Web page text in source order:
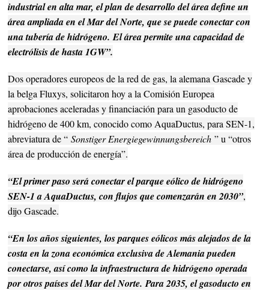
industrial en alta mar, el plan de desarrollo del área define un
área ampliada en el Mar del Norte, que se puede conectar con
una tubería de hidrógeno.El área permite una capacidad de
electrólisis de hasta 1GW”.
Dos operadores europeos de la red de gas, la alemana Gascade y
la belga Fluxys, solicitaron hoy a la Comisión Europea
aprobaciones aceleradas y financiación para un gasoducto de
hidrógeno de 400 km, conocido como AquaDuctus, para SEN-1,
abreviatura de “Sonstiger Energiegewinnungsbereich ” u “otros
área de producción de energía”.
“El primer paso será conectar el parque eólico de hidrógeno
SEN-1 a AquaDuctus, con flujos que comenzarán en 2030”,
dijo Gascade.
“En los años siguientes, los parques eólicos más alejados de la
costa en la zona económica exclusiva de Alemania pueden
conectarse, así como la infraestructura de hidrógeno operada
por otros países del Mar del Norte.Para 2035, el gasoducto en